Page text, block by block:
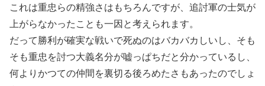
これは重忠らの精強さはもちろんですが、追討軍の士気が
上がらなかったことも一因と考えられます。
だって勝利が確実な戦いで死ぬのはバカバカしいし、そも
そも重忠を討つ大義名分が嘘っぱちだと分かっているし、
何よりかつての仲間を裏切る後ろめたさもあったのでしょ